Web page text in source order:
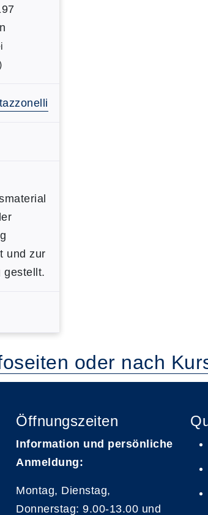
und zur
gestellt.
oder nach
Öffnungszeiten
Information und persönliche
Anmeldung:
Montag, Dienstag,
Donnerstag: 9.00-13.00 und